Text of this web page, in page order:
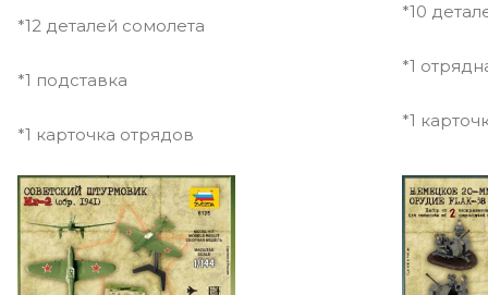
*12 деталей сомолета
*1 подставка
*1 карточка отрядов
*10
*1
*1